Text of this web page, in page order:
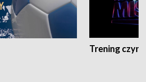
Trening czyni